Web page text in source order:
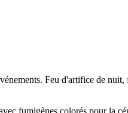
Feu d'artifice de